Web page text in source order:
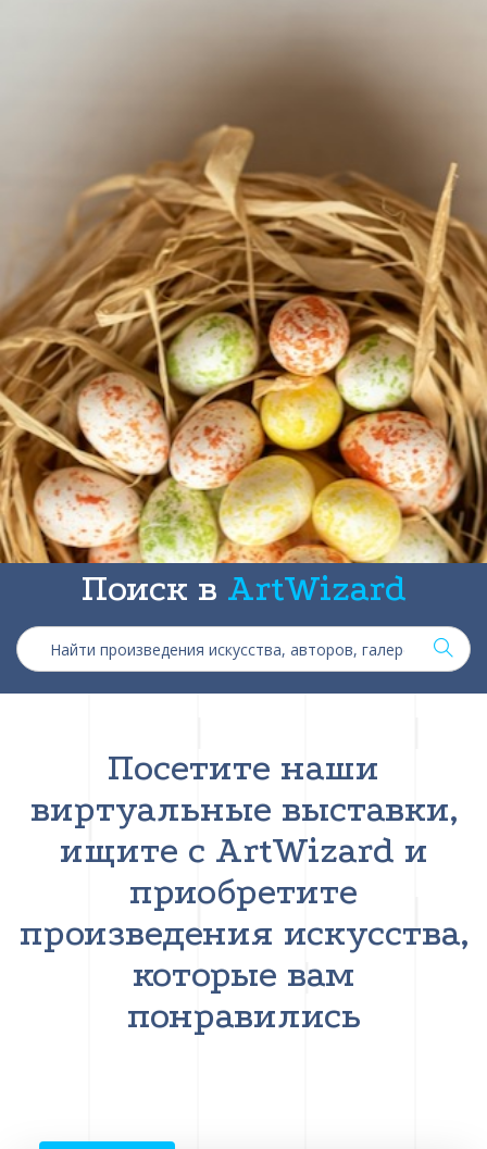
Поиск в ArtWizard
Посетите наши
виртуальные выставки,
ищите с ArtWizard и
приобретите
произведения искусства,
которые вам
понравились